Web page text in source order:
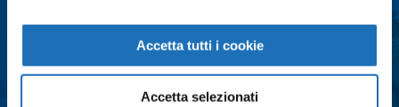
Accetta tutti i cookie
Accetta selezionati
Messaggio *